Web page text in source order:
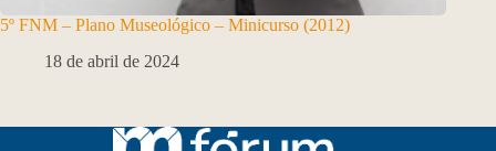
5º FNM – Plano Museológico – Minicurso (2012)
18 de abril de 2024